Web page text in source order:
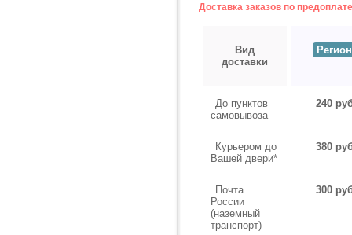
Доставка заказов по предоплате
Вид
доставки
До пунктов
самовывоза
240
Курьером до
Вашей двери*
380
Почта
России
(наземный
транспорт)
300